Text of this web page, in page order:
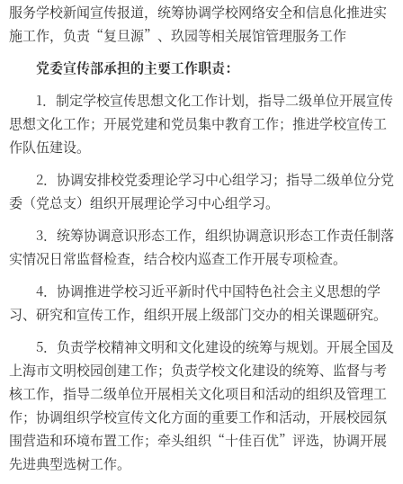
服务学校新闻宣传报道，统筹协调学校网络安全和信息化推进实
施工作，负责“复旦源”、玖园等相关展馆管理服务工作
党委宣传部承担的主要工作职责：
1 ．制定学校宣传思想文化工作计划，指导二级单位开展宣传
思想文化工作；开展党建和党员集中教育工作；推进学校宣传工
作队伍建设。
2 ．协调安排校党委理论学习中心组学习；指导二级单位分党
委（党总支）组织开展理论学习中心组学习。
3 ．统筹协调意识形态工作，组织协调意识形态工作责任制落
实情况日常监督检查，结合校内巡查工作开展专项检查。
4 ．协调推进学校习近平新时代中国特色社会主义思想的学
习、研究和宣传工作，组织开展上级部门交办的相关课题研究。
5 ．负责学校精神文明和文化建设的统筹与规划。开展全国及
上海市文明校园创建工作；负责学校文化建设的统筹、监督与考
核工作，指导二级单位开展相关文化项目和活动的组织及管理工
作；协调组织学校宣传文化方面的重要工作和活动，开展校园氛
围营造和环境布置工作；牵头组织“十佳百优”评选，协调开展
先进典型选树工作。